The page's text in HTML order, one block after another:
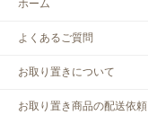
ホーム
よくあるご質問
お取り置きについて
お取り置き商品の配送依頼